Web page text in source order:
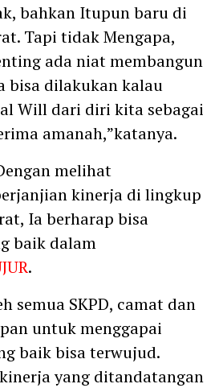
bahkan Itupun baru di
Tapi tidak Mengapa,
ada niat membangun
bisa dilakukan kalau
Will dari diri kita sebagai
amanah,”katanya.
melihat
kinerja di lingkup
Ia berharap bisa
baik dalam
.
semua SKPD, camat dan
untuk menggapai
baik bisa terwujud.
yang ditandatangan